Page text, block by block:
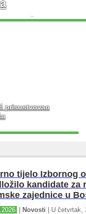
je u džematu
džamija koja
svjetskog rata.
prisustvovao
tijelo Izbornog
kandidate za
zajednice u
Novosti | U četvrtak,